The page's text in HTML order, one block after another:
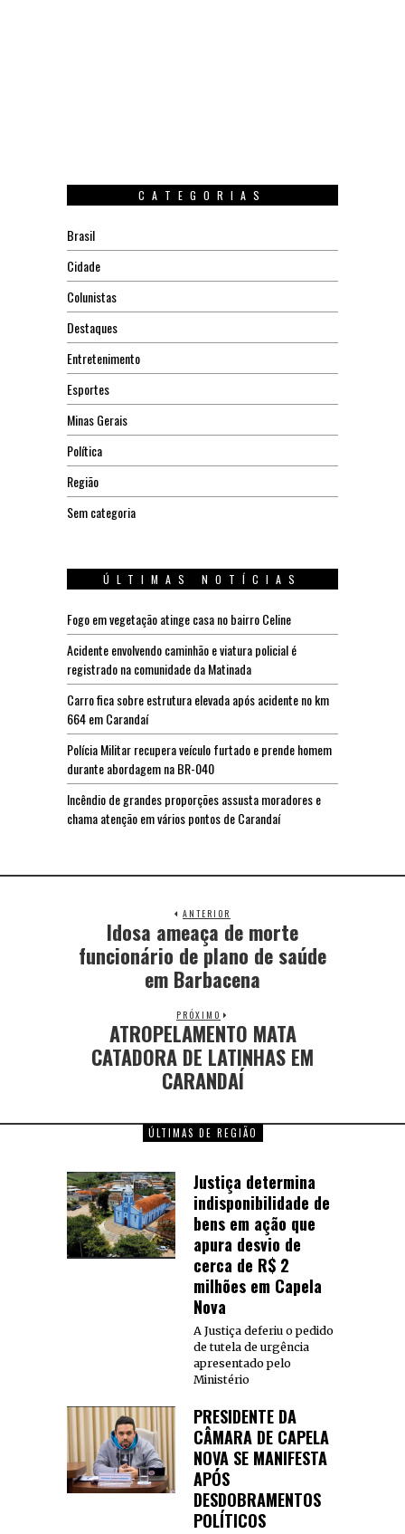
CATEGORIAS
Brasil
Cidade
Colunistas
Destaques
Entretenimento
Esportes
Minas Gerais
Política
Região
Sem categoria
ÚLTIMAS NOTÍCIAS
Fogo em vegetação atinge casa no bairro Celine
Acidente envolvendo caminhão e viatura policial é
registrado na comunidade da Matinada
Carro fica sobre estrutura elevada após acidente no km
664 em Carandaí
Polícia Militar recupera veículo furtado e prende homem
durante abordagem na BR-040
Incêndio de grandes proporções assusta moradores e
chama atenção em vários pontos de Carandaí
ANTERIOR
Idosa ameaça de morte
funcionário de plano de saúde
em Barbacena
PRÓXIMO
ATROPELAMENTO MATA
CATADORA DE LATINHAS EM
CARANDAÍ
ÚLTIMAS DE REGIÃO
Justiça determina
indisponibilidade de
bens em ação que
apura desvio de
cerca de R$ 2
milhões em Capela
Nova
A Justiça deferiu o pedido
de tutela de urgência
apresentado pelo
Ministério
PRESIDENTE DA
CÂMARA DE CAPELA
NOVA SE MANIFESTA
APÓS
DESDOBRAMENTOS
POLÍTICOS